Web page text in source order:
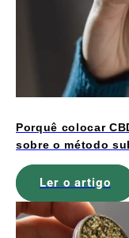
Porquê colocar
sobre o método
Ler o artigo